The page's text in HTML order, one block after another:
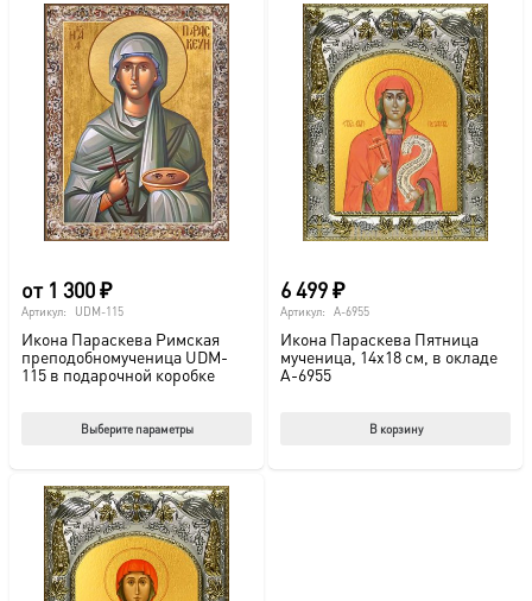
от 1 300₽
Артикул: UDM-115
Икона Параскева Римская
преподобномученица UDM-
115 в подарочной коробке
Выберите параметры
6 499₽
Артикул: A-6955
Икона Параскева Пятница
мученица, 14х18 см, в окладе
A-6955
В корзину